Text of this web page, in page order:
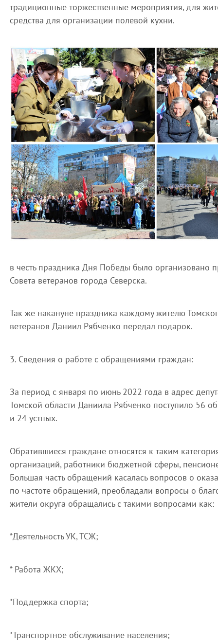
традиционные торжественные мероприятия, для
средства для организации полевой кухни.
в честь праздника Дня Победы было организовано
Совета ветеранов города Северска.
Так же накануне праздника каждому жителю
ветеранов Даниил Рябченко передал подарок.
3. Сведения о работе с обращениями граждан:
За период с января по июнь 2022 года в адрес
Томской области Даниила Рябченко поступило 56
и 24 устных.
Обратившиеся граждане относятся к таким
организаций, работники бюджетной сферы,
Большая часть обращений касалась вопросов о
по частоте обращений, преобладали вопросы о
жители округа обращались с такими вопросами как:
*Деятельность УК, ТСЖ;
* Работа ЖКХ;
*Поддержка спорта;
*Транспортное обслуживание населения;